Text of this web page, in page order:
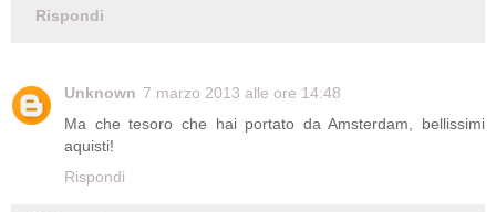
Rispondi
Unknown 7 marzo 2013 alle ore 14:48
Ma che tesoro che hai portato da Amsterdam, bellissimi
aquisti!
Rispondi